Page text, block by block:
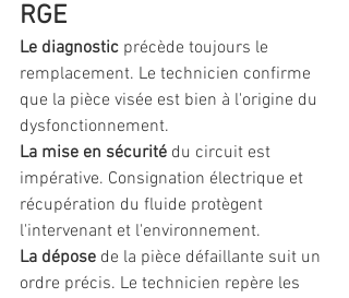
RGE
Le diagnostic précède toujours le
remplacement. Le technicien confirme
que la pièce visée est bien à l'origine du
dysfonctionnement.
La mise en sécurité du circuit est
impérative. Consignation électrique et
récupération du fluide protègent
l'intervenant et l'environnement.
La dépose de la pièce défaillante suit un
ordre précis. Le technicien repère les